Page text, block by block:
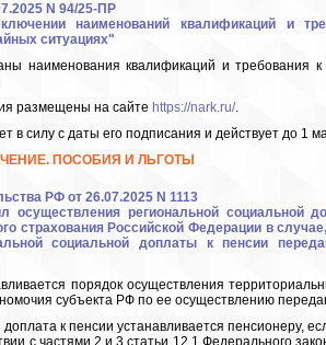
N 94/25-ПР
наименований квалификаций и
ситуациях"
наименования квалификаций и требования
размещены на сайте https://nark.ru/.
в силу с даты его подписания и действует до 1
ПОСОБИЯ И ЛЬГОТЫ
РФ от 26.07.2025 N 1113
осуществления региональной социальной
страхования Российской Федерации в
социальной доплаты к пенсии
порядок осуществления
субъекта РФ по ее осуществлению
доплата к пенсии устанавливается пенсионеру,
с частями 2 и 3 статьи 12.1 Федерального